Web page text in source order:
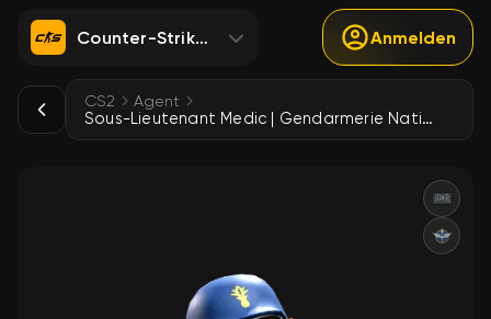
Counter-Strike 2 Anmelden
CS2 Agent
Sous-Lieutenant Medic | Gendarmerie Nationale